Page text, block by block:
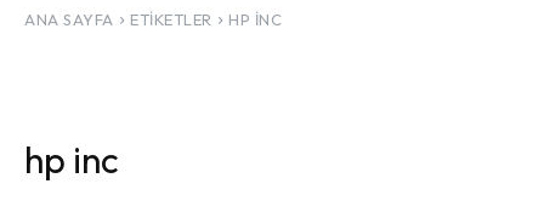
ANA SAYFA ETIKETLER HP INC
hp inc